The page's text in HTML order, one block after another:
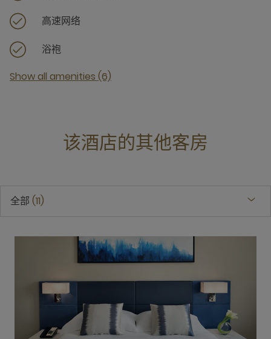
高速网络
浴袍
Show all amenities (6)
该酒店的其他客房
全部 11